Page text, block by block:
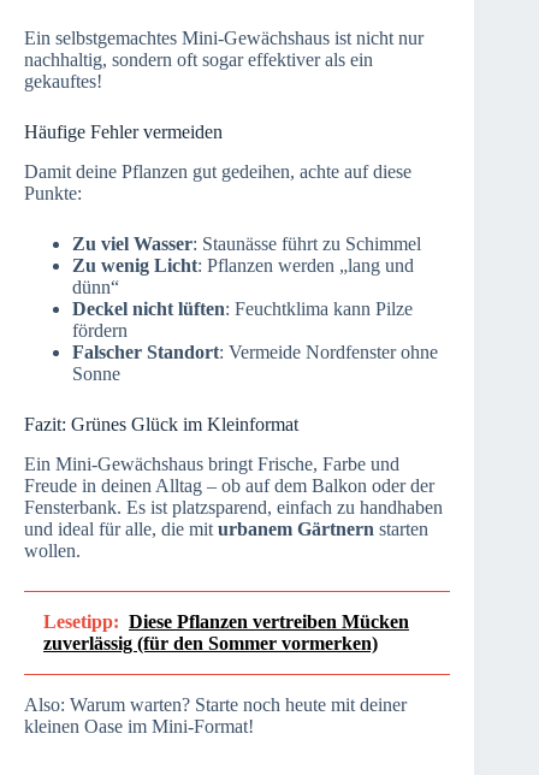
Ein selbstgemachtes Mini-Gewächshaus ist nicht nur
nachhaltig, sondern oft sogar effektiver als ein
gekauftes!
Häufige Fehler vermeiden
Damit deine Pflanzen gut gedeihen, achte auf diese
Punkte:
Zu viel Wasser: Staunässe führt zu Schimmel
Zu wenig Licht: Pflanzen werden „lang und
dünn“
Deckel nicht lüften: Feuchtklima kann Pilze
fördern
Falscher Standort: Vermeide Nordfenster ohne
Sonne
Fazit: Grünes Glück im Kleinformat
Ein Mini-Gewächshaus bringt Frische, Farbe und
Freude in deinen Alltag – ob auf dem Balkon oder der
Fensterbank. Es ist platzsparend, einfach zu handhaben
und ideal für alle, die mit urbanem Gärtnern starten
wollen.
Lesetipp: Diese Pflanzen vertreiben Mücken
zuverlässig (für den Sommer vormerken)
Also: Warum warten? Starte noch heute mit deiner
kleinen Oase im Mini-Format!